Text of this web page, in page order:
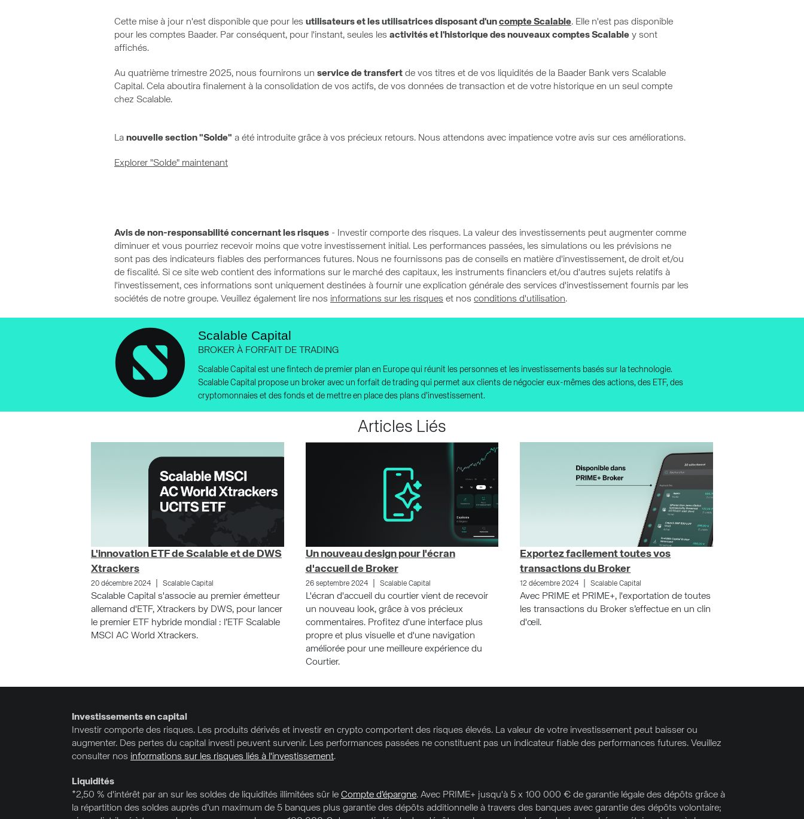
Cette mise à jour n'est disponible que pour les utilisateurs et les utilisatrices disposant d'uncompte Scalable. Elle n'est pas disponible
pour les comptes Baader. Par conséquent, pour l'instant, seules les activités et l'historique des nouveaux comptes Scalable y sont
affichés.
Au quatrième trimestre 2025, nous fournirons un service de transfert de vos titres et de vos liquidités de la Baader Bank vers Scalable
Capital. Cela aboutira finalement à la consolidation de vos actifs, de vos données de transaction et de votre historique en un seul compte
chez Scalable.
La nouvelle section "Solde" a été introduite grâce à vos précieux retours. Nous attendons avec impatience votre avis sur ces améliorations.
Explorer "Solde" maintenant
Avis de non-responsabilité concernant les risques - Investir comporte des risques. La valeur des investissements peut augmenter comme
diminuer et vous pourriez recevoir moins que votre investissement initial. Les performances passées, les simulations ou les prévisions ne
sont pas des indicateurs fiables des performances futures. Nous ne fournissons pas de conseils en matière d'investissement, de droit et/ou
de fiscalité. Si ce site web contient des informations sur le marché des capitaux, les instruments financiers et/ou d'autres sujets relatifs à
l'investissement, ces informations sont uniquement destinées à fournir une explication générale des services d'investissement fournis par les
sociétés de notre groupe. Veuillez également lire nos informations sur les risques et nos conditions d'utilisation.
Scalable Capital
BROKER À FORFAIT DE TRADING
Scalable Capital est une fintech de premier plan en Europe qui réunit les personnes et les investissements basés sur la technologie.
Scalable Capital propose un broker avec un forfait de trading qui permet aux clients de négocier eux-mêmes des actions, des ETF, des
cryptomonnaies et des fonds et de mettre en place des plans d’investissement.
Articles Liés
L'innovation ETF de Scalable et de DWS
Xtrackers
20 décembre 2024| Scalable Capital
Scalable Capital s'associe au premier émetteur
allemand d'ETF, Xtrackers by DWS, pour lancer
le premier ETF hybride mondial : l’ETF Scalable
MSCI AC World Xtrackers.
Un nouveau design pour l'écran
d'accueil de Broker
26 septembre 2024| Scalable Capital
L'écran d'accueil du courtier vient de recevoir
un nouveau look, grâce à vos précieux
commentaires. Profitez d'une interface plus
propre et plus visuelle et d'une navigation
améliorée pour une meilleure expérience du
Courtier.
Exportez facilement toutes vos
transactions du Broker
12 décembre 2024 |Scalable Capital
Avec PRIME et PRIME+, l'exportation de toutes
les transactions du Broker s’effectue en un clin
d'œil.
Investissements en capital
Investir comporte des risques. Les produits dérivés et investir en crypto comportent des risques élevés. La valeur de votre investissement peut baisser ou
augmenter. Des pertes du capital investi peuvent survenir. Les performances passées ne constituent pas un indicateur fiable des performances futures. Veuillez
consulter nos informations sur les risques liés à l'investissement.
Liquidités
*2,50 % d'intérêt par an sur les soldes de liquidités illimitées sûr le Compte d’épargne. Avec PRIME+ jusqu'à 5 x 100 000 € de garantie légale des dépôts grâce à
la répartition des soldes auprès d’un maximum de 5 banques plus garantie des dépôts additionnelle à travers des banques avec garantie des dépôts volontaire;